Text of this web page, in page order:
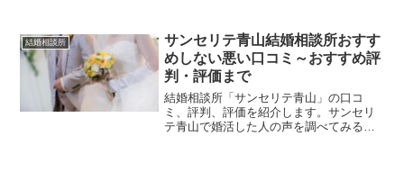
ま揃っています。小さな結婚相談所でも
連盟に加盟していので、出会いの量や質
に差は出にくいですが、仲人さんの頑張
りや仲人さんとの相性には違いが出ま
す。相談は無料です。できるだけたくさ
んの仲人さんと会って、相性や考え方の
合いそうな仲人さんのいる結婚相談所を
見つけてください。
結婚相談所
サンセリテ青山結婚相談所おすす
めしない悪い口コミ～おすすめ評
判・評価まで
結婚相談所「サンセリテ青山」の口コ
ミ、評判、評価を紹介します。サンセリ
テ青山で婚活した人の声を調べてみる